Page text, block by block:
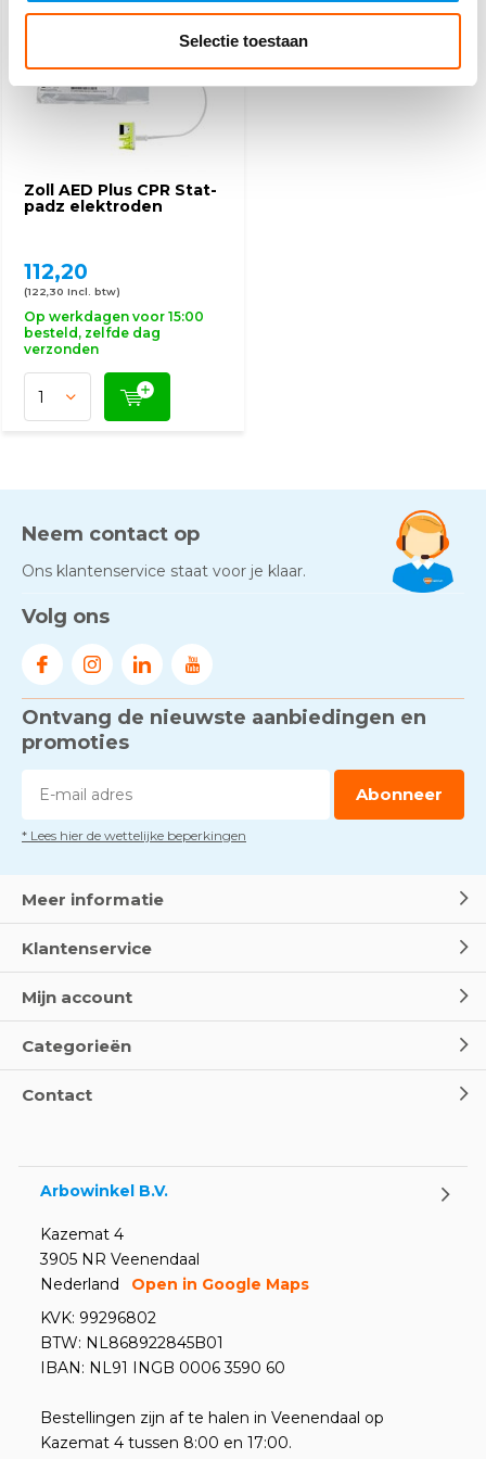
Selectie toestaan
Zoll AED Plus CPR Stat-
padz elektroden
112,20
(122,30 Incl. btw)
Op werkdagen voor 15:00
besteld, zelfde dag
verzonden
Neem contact op
Ons klantenservice staat voor je klaar.
Volg ons
Ontvang de nieuwste aanbiedingen en
promoties
Abonneer
* Lees hier de wettelijke beperkingen
Meer informatie
Klantenservice
Mijn account
Categorieën
Contact
Arbowinkel B.V.
Kazemat 4
3905 NR Veenendaal
Nederland
Open in Google Maps
KVK: 99296802
BTW: NL868922845B01
IBAN: NL91 INGB 0006 3590 60
Bestellingen zijn af te halen in Veenendaal op
Kazemat 4 tussen 8:00 en 17:00.